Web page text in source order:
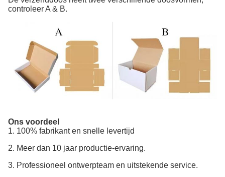
controleer A & B.
Ons voordeel
1. 100% fabrikant en snelle levertijd
2. Meer dan 10 jaar productie-ervaring.
3. Professioneel ontwerpteam en uitstekende service.